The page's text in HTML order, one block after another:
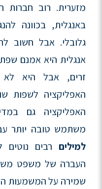
מזערית. רוב
באנגלית, בכוונה
גלובלי. אבל חשוב
אנגלית היא אמנם
זרים, אבל היא
האפליקציה לשפות
האפליקציה גם
משתמש טובה יותר
למילים רבים
העברה של משפט
שמירה על המשמעות